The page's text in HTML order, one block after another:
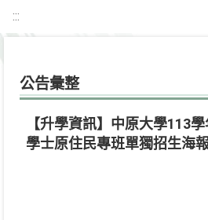
:::
公告彙整
【升學資訊】中原大學113
學士原住民專班單獨招生海